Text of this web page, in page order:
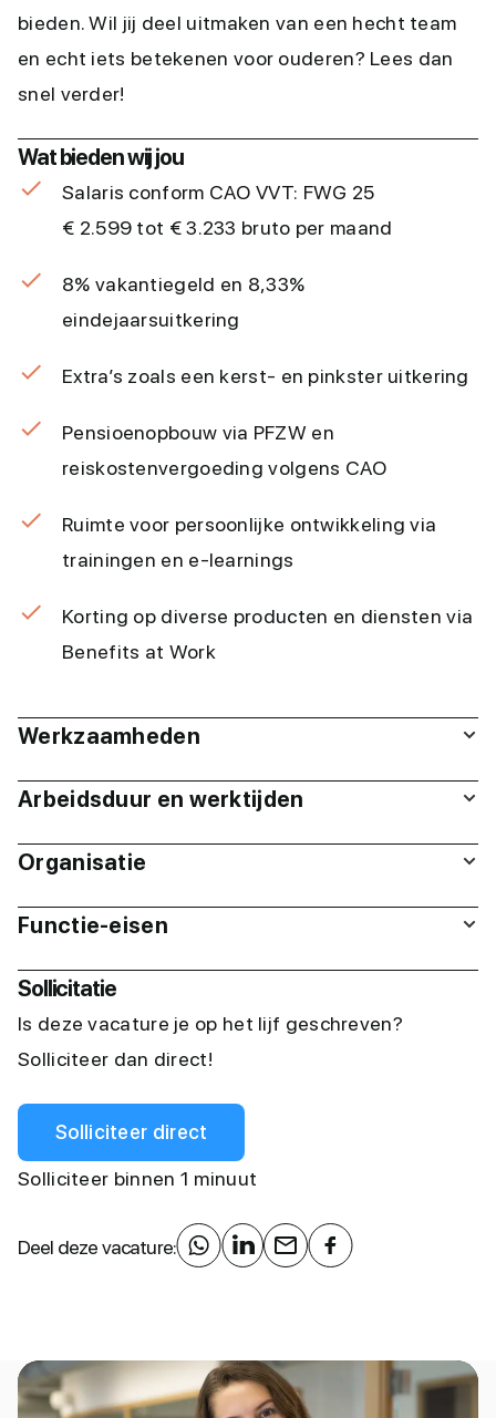
bieden. Wil jij deel uitmaken van een hecht team
en echt iets betekenen voor ouderen? Lees dan
snel verder!
Wat bieden wij jou
Salaris conform CAO VVT: FWG 25
€ 2.599 tot € 3.233 bruto per maand
8% vakantiegeld en 8,33%
eindejaarsuitkering
Extra’s zoals een kerst- en pinkster uitkering
Pensioenopbouw via PFZW en
reiskostenvergoeding volgens CAO
Ruimte voor persoonlijke ontwikkeling via
trainingen en e-learnings
Korting op diverse producten en diensten via
Benefits at Work
Werkzaamheden
Arbeidsduur en werktijden
Organisatie
Functie-eisen
Sollicitatie
Is deze vacature je op het lijf geschreven?
Solliciteer dan direct!
Solliciteer direct
Solliciteer binnen 1 minuut
Deel deze vacature: